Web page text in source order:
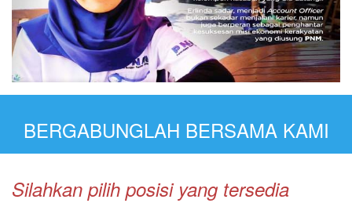
BERGABUNGLAH BERSAMA KAMI
Silahkan pilih posisi yang tersedia